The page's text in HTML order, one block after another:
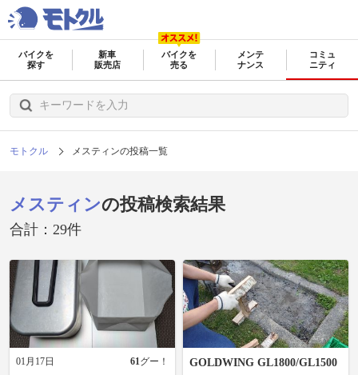
バイクを
探す
新車
販売店
バイクを
売る
メンテ
ナンス
コミュ
ニティ
モトクル メスティンの投稿一覧
メスティンの投稿検索結果
合計：29件
01月17日 61グー！
GOLDWING GL1800/GL1500